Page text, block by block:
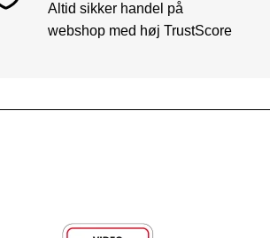
Altid sikker handel på
webshop med høj TrustScore